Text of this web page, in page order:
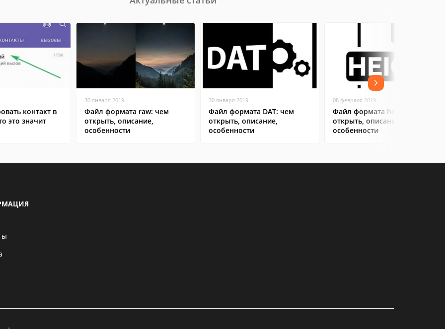
контакт в
это значит
30 января 2019
Файл формата raw: чем
открыть, описание,
особенности
30 января 2019
Файл формата DAT: чем
открыть, описание,
особенности
08 февраля 2019
Файл формата heic: чем
открыть, описание,
особенности